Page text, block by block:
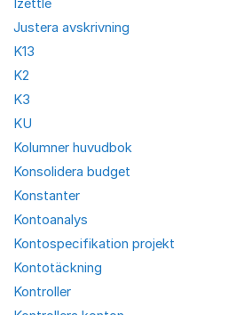
Izettle
Justera avskrivning
K13
K2
K3
KU
Kolumner huvudbok
Konsolidera budget
Konstanter
Kontoanalys
Kontospecifikation projekt
Kontotäckning
Kontroller